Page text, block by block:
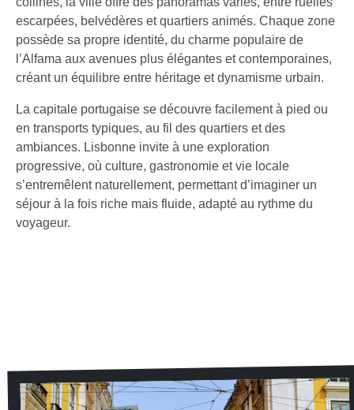
escarpées, belvédères et quartiers animés. Chaque zone
possède sa propre identité, du charme populaire de
l’Alfama aux avenues plus élégantes et contemporaines,
créant un équilibre entre héritage et dynamisme urbain.
La capitale portugaise se découvre facilement à pied ou
en transports typiques, au fil des quartiers et des
ambiances. Lisbonne invite à une exploration
progressive, où culture, gastronomie et vie locale
s’entremêlent naturellement, permettant d’imaginer un
séjour à la fois riche mais fluide, adapté au rythme du
voyageur.